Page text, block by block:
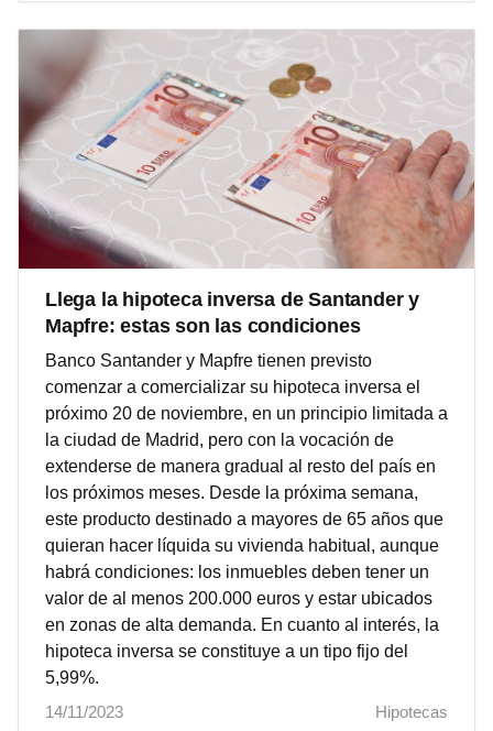
Llega la hipoteca inversa de Santander y
Mapfre: estas son las condiciones
Banco Santander y Mapfre tienen previsto
comenzar a comercializar su hipoteca inversa el
próximo 20 de noviembre, en un principio limitada a
la ciudad de Madrid, pero con la vocación de
extenderse de manera gradual al resto del país en
los próximos meses. Desde la próxima semana,
este producto destinado a mayores de 65 años que
quieran hacer líquida su vivienda habitual, aunque
habrá condiciones: los inmuebles deben tener un
valor de al menos 200.000 euros y estar ubicados
en zonas de alta demanda. En cuanto al interés, la
hipoteca inversa se constituye a un tipo fijo del
5,99%.
14/11/2023
Hipotecas